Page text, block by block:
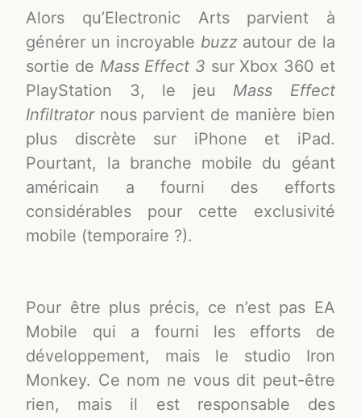
Alors qu’Electronic Arts parvient à
générer un incroyable buzzautour de la
sortie de Mass Effect 3 sur Xbox 360 et
PlayStation 3, le jeu Mass Effect
Infiltratornous parvient de manière bien
plus discrète sur iPhone et iPad.
Pourtant, la branche mobile du géant
américain a fourni des efforts
considérables pour cette exclusivité
mobile (temporaire ?).
Pour être plus précis, ce n’est pas EA
Mobile qui a fourni les efforts de
développement, mais le studio Iron
Monkey. Ce nom ne vous dit peut-être
rien, mais il est responsable des